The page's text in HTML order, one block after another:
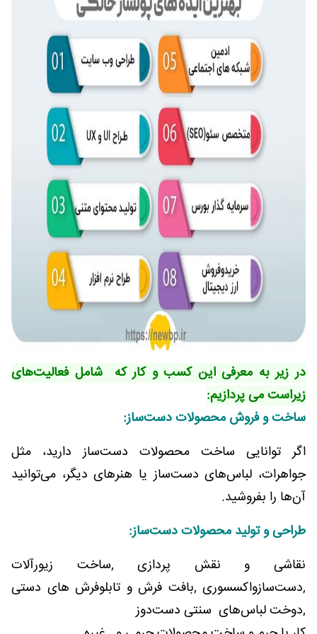
در زیر به معرفی این کسب و کار که شامل فعالیت‌های
زیراست می پردازیم:
ساخت و فروش محصولات دست‌ساز:
اگر توانایی ساخت محصولات دست‌ساز دارید، مثل
جواهرات، لباس‌های دست‌ساز یا هنرهای دیگر، می‌توانید
آن‌ها را بفروشید.
طراحی و تولید محصولات دست‌ساز:
نقاشی و نقش‌ پردازی ,ساخت زیورآلات
,دست‌سازواکسسوری ,بافت فرش و تابلوفرش های دستی
,دوخت لباس‌های سنتی دست‌دوز